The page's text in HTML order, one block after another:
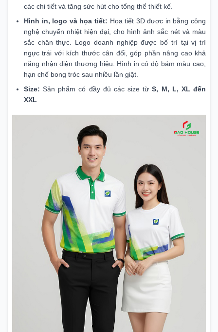
các chi tiết và tăng sức hút cho tổng thể thiết kế.
Hình in, logo và họa tiết: Họa tiết 3D được in bằng công
nghệ chuyển nhiệt hiện đại, cho hình ảnh sắc nét và màu
sắc chân thực. Logo doanh nghiệp được bố trí tại vị trí
ngực trái với kích thước cân đối, góp phần nâng cao khả
năng nhận diện thương hiệu. Hình in có độ bám màu cao,
hạn chế bong tróc sau nhiều lần giặt.
Size:Sản phẩm có đầy đủ các size từS, M, L, XL đến
XXL